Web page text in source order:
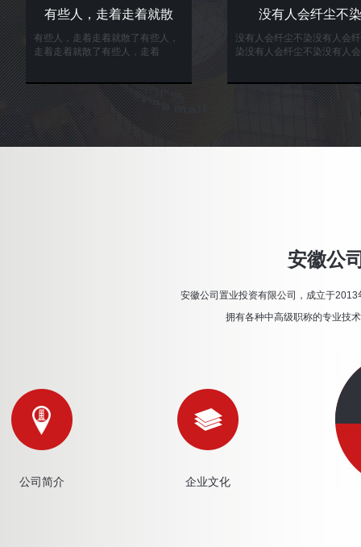
没有人会纤尘不染
没有人会纤尘不染没有人会纤尘不
染没有人会纤尘不染没有人会
终究会让你遇到那
终究会让你遇到那个对的人
让你遇到那个对的人终究会让
安徽公
安徽公司置业投资有限公司，成立于
拥有各种中高级职称的专业技
公司简介 企业文化